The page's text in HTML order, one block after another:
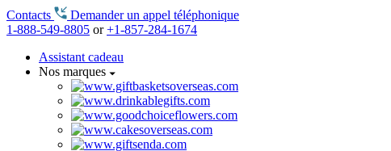
Contacts
Demander un appel téléphonique
1-888-549-8805 or+1-857-284-1674
Assistant cadeau
Nos marques